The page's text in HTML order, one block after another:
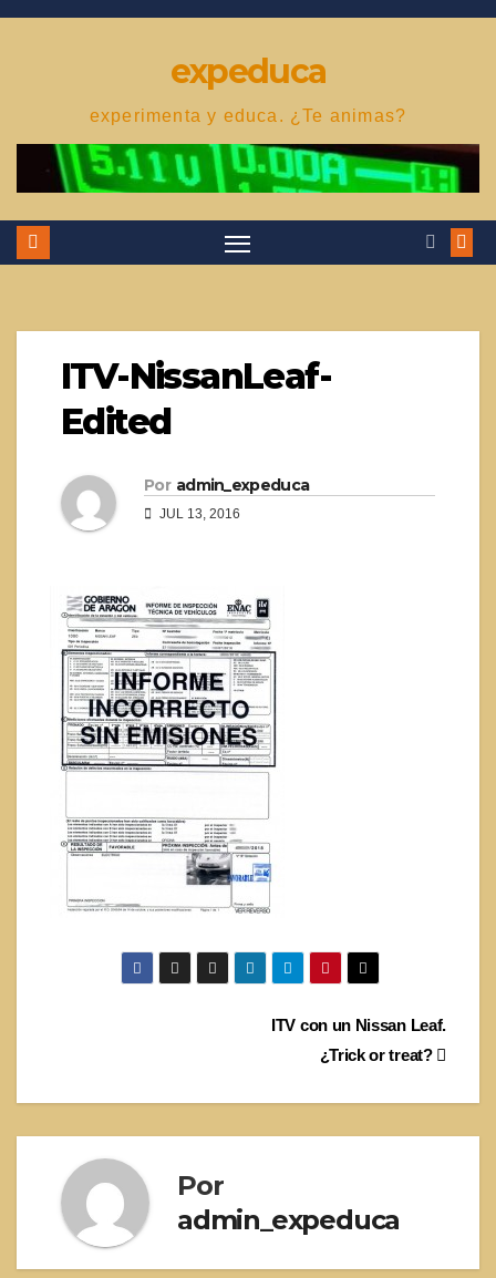
Saltar
expeduca
experimenta y educa. ¿Te animas?
ITV-NissanLeaf-
Edited
Por admin_expeduca
JUL 13, 2016
ITV con un Nissan Leaf.
¿Trick or treat?
Por
admin_expeduca